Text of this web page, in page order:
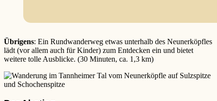
Übrigens: Ein Rundwanderweg etwas unterhalb des Neunerköpfles
lädt (vor allem auch für Kinder) zum Entdecken ein und bietet
weitere tolle Ausblicke. (30 Minuten, ca. 1,3 km)